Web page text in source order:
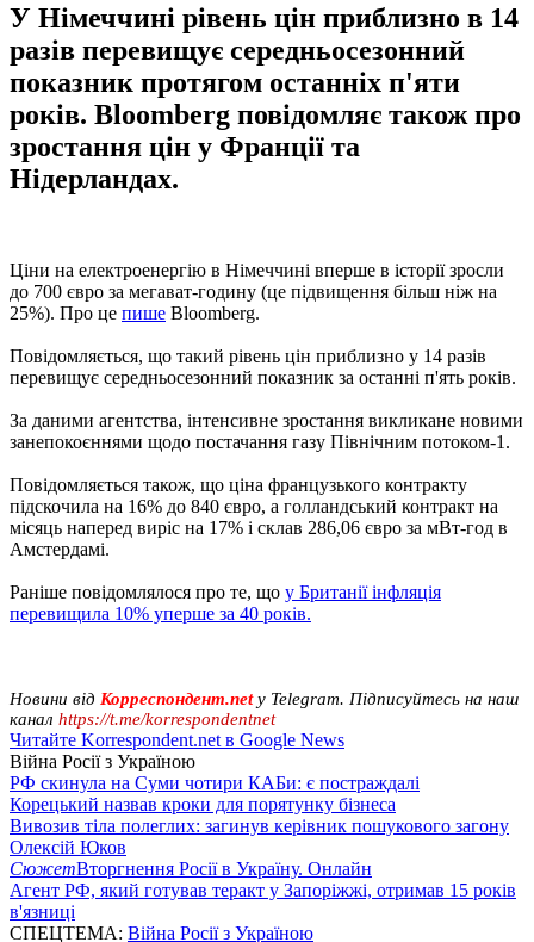
У Німеччині рівень цін приблизно в 14
разів перевищує середньосезонний
показник протягом останніх п'яти
років. Bloomberg повідомляє також про
зростання цін у Франції та
Нідерландах.
Ціни на електроенергію в Німеччині вперше в історії зросли
до 700 євро за мегават-годину (це підвищення більш ніж на
25%). Про це пише Bloomberg.
Повідомляється, що такий рівень цін приблизно у 14 разів
перевищує середньосезонний показник за останні п'ять років.
За даними агентства, інтенсивне зростання викликане новими
занепокоєннями щодо постачання газу Північним потоком-1.
Повідомляється також, що ціна французького контракту
підскочила на 16% до 840 євро, а голландський контракт на
місяць наперед виріс на 17% і склав 286,06 євро за мВт-год в
Амстердамі.
Раніше повідомлялося про те, що у Британії інфляція
перевищила 10% уперше за 40 років.
Новини від Корреспондент.netу Telegram. Підписуйтесь на наш
канал https://t.me/korrespondentnet
Читайте Korrespondent.net в Google News
Війна Росії з Україною
РФ скинула на Суми чотири КАБи: є постраждалі
Корецький назвав кроки для порятунку бізнеса
Вивозив тіла полеглих: загинув керівник пошукового загону
Олексій Юков
СюжетВторгнення Росії в Україну. Онлайн
Агент РФ, який готував теракт у Запоріжжі, отримав 15 років
в'язниці
СПЕЦТЕМА: Війна Росії з Україною